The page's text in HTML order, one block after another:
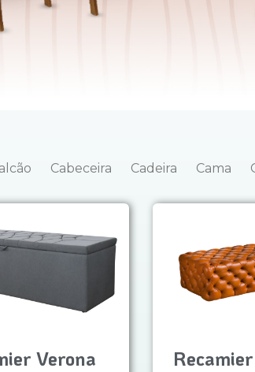
Cabeceira Cadeira Cama
Verona